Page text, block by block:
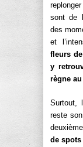
sont de
des
et
fleurs
y
règne
Surtout,
reste
de spots